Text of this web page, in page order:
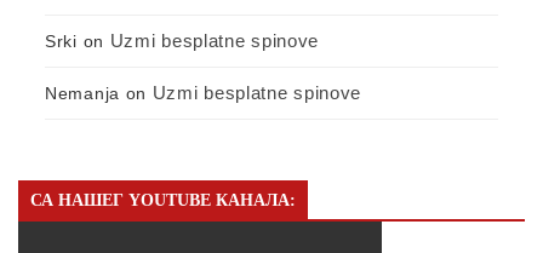
Srki on Uzmi besplatne spinove
Nemanja on Uzmi besplatne spinove
СА НАШЕГ YOUTUBE КАНАЛА: